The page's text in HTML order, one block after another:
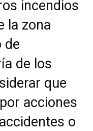
incendios
la zona
de
de los
que
acciones
o